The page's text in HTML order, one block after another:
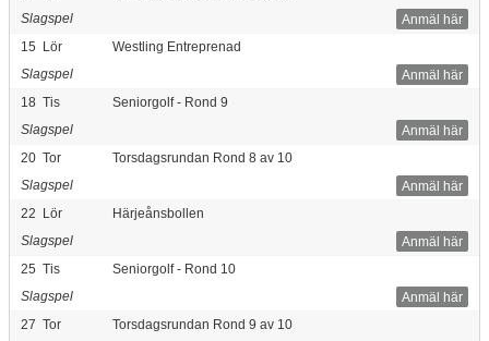
Anmäl här
Slagspel
15 Lör
Westling Entreprenad
Anmäl här
Slagspel
18 Tis
Seniorgolf - Rond 9
Anmäl här
Slagspel
20 Tor
Torsdagsrundan Rond 8 av 10
Anmäl här
Slagspel
22 Lör
Härjeånsbollen
Anmäl här
Slagspel
25 Tis
Seniorgolf - Rond 10
Anmäl här
Slagspel
27 Tor
Torsdagsrundan Rond 9 av 10